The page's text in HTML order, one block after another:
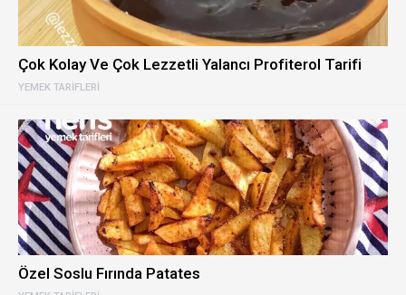
YEMEK TARIFLERI
Çok Kolay Ve Çok Lezzetli Yalancı Profiterol Tarifi
Özel Soslu Fırında Patates